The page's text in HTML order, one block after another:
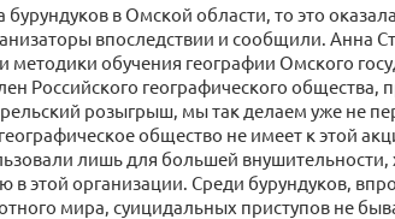
бурундуков в Омской области, то это
впоследствии и сообщили. Анна
обучения географии Омского
Российского географического общества,
розыгрыш, мы так делаем уже не
общество не имеет к этой
лишь для большей внушительности,
в этой организации. Среди бурундуков,
мира, суицидальных приступов не